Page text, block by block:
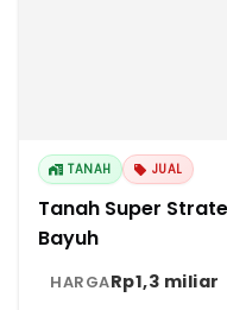
TANAH JUAL
Tanah Super
Bayuh
HARGARp1,3 miliar